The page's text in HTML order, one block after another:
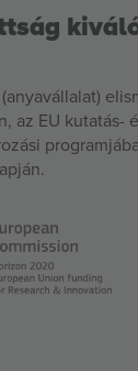
az EU kutatás-